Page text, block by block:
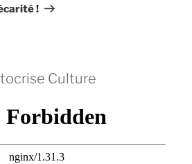
!
Culture